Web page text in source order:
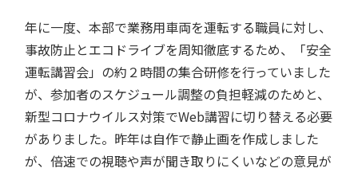
年に一度、本部で業務用車両を運転する職員に対し、
事故防止とエコドライブを周知徹底するため、「安全
運転講習会」の約２時間の集合研修を行っていました
が、参加者のスケジュール調整の負担軽減のためと、
新型コロナウイルス対策でWeb講習に切り替える必要
がありました。昨年は自作で静止画を作成しました
が、倍速での視聴や声が聞き取りにくいなどの意見が